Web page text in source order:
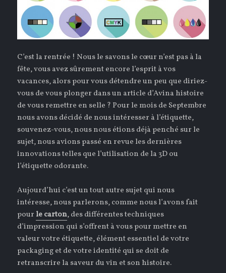
C’est la rentrée ! Nous le savons le cœur n’est pas à la
fête, vous avez sûrement encore l’esprit à vos
vacances, alors pour vous détendre un peu que diriez-
vous de vous plonger dans un article d’Avina histoire
de vous remettre en selle ? Pour le mois de Septembre
nous avons décidé de nous intéresser à l’étiquette,
souvenez-vous, nous nous étions déjà penché sur le
sujet, nous avions passé en revue les dernières
innovations telles que l’utilisation de la 3D ou
l’étiquette odorante.
Aujourd’hui c’est un tout autre sujet qui nous
intéresse, nous parlerons, comme nous l’avons fait
pour le carton, des différentes techniques
d’impression qui s’offrent à vous pour mettre en
valeur votre étiquette, élément essentiel de votre
packaging et de votre identité qui se doit de
retranscrire la saveur du vin et son histoire.